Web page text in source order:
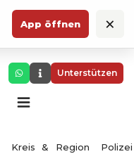
App öffnen ×
Unterstützen
Kreis & Region Polizei